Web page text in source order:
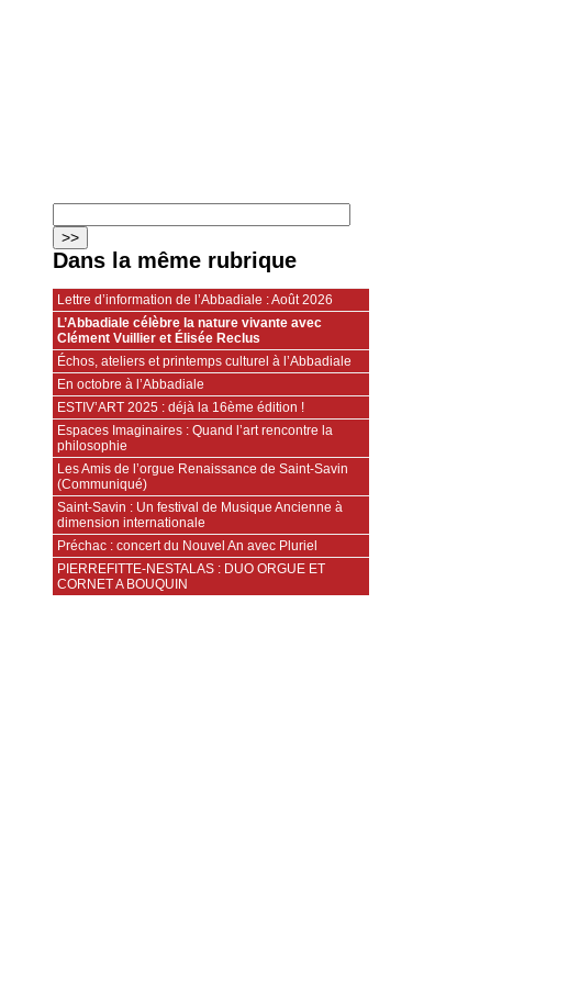
Dans la même rubrique
Lettre d’information de l’Abbadiale : Août 2026
L’Abbadiale célèbre la nature vivante avec
Clément Vuillier et Élisée Reclus
Échos, ateliers et printemps culturel à l’Abbadiale
En octobre à l’Abbadiale
ESTIV’ART 2025 : déjà la 16ème édition !
Espaces Imaginaires : Quand l’art rencontre la
philosophie
Les Amis de l’orgue Renaissance de Saint-Savin
(Communiqué)
Saint-Savin : Un festival de Musique Ancienne à
dimension internationale
Préchac : concert du Nouvel An avec Pluriel
PIERREFITTE-NESTALAS : DUO ORGUE ET
CORNET A BOUQUIN